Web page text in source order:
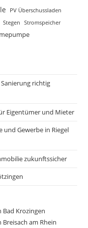
PV Überschussladen
Stegen
Stromspeicher
richtig
Eigentümer und Mieter
Gewerbe in Riegel
zukunftssicher
Krozingen
am Rhein